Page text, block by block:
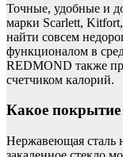
Точные, удобные и
марки Scarlett,
найти совсем
функционалом в
REDMOND также
счетчиком калорий.
Какое покрытие
Нержавеющая сталь